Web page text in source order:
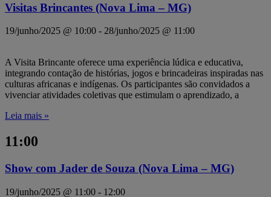
Visitas Brincantes (Nova Lima – MG)
19/junho/2025 @ 10:00 - 28/junho/2025 @ 11:00
A Visita Brincante oferece uma experiência lúdica e educativa,
integrando contação de histórias, jogos e brincadeiras inspiradas nas
culturas africanas e indígenas. Os participantes são convidados a
vivenciar atividades coletivas que estimulam o aprendizado, a
Leia mais »
11:00
Show com Jader de Souza (Nova Lima – MG)
19/junho/2025 @ 11:00 - 12:00